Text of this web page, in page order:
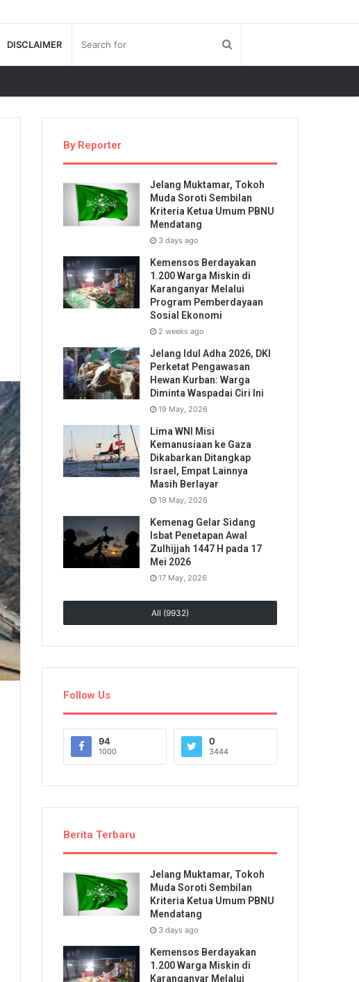
DISCLAIMER
By Reporter
Jelang Muktamar, Tokoh
Muda Soroti Sembilan
Kriteria Ketua Umum PBNU
Mendatang
3 days ago
Kemensos Berdayakan
1.200 Warga Miskin di
Karanganyar Melalui
Program Pemberdayaan
Sosial Ekonomi
2 weeks ago
Jelang Idul Adha 2026, DKI
Perketat Pengawasan
Hewan Kurban: Warga
Diminta Waspadai Ciri Ini
19 May, 2026
Lima WNI Misi
Kemanusiaan ke Gaza
Dikabarkan Ditangkap
Israel, Empat Lainnya
Masih Berlayar
19 May, 2026
Kemenag Gelar Sidang
Isbat Penetapan Awal
Zulhijjah 1447 H pada 17
Mei 2026
17 May, 2026
All (9932)
Follow Us
94
1000
0
3444
Berita Terbaru
Jelang Muktamar, Tokoh
Muda Soroti Sembilan
Kriteria Ketua Umum PBNU
Mendatang
3 days ago
Kemensos Berdayakan
1.200 Warga Miskin di
Karanganyar Melalui